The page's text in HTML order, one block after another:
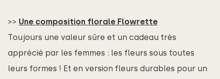
>> Une composition florale Flowrette
Toujours une valeur sûre et un cadeau très
apprécié par les femmes : les fleurs sous toutes
leurs formes ! Et en version fleurs durables pour un